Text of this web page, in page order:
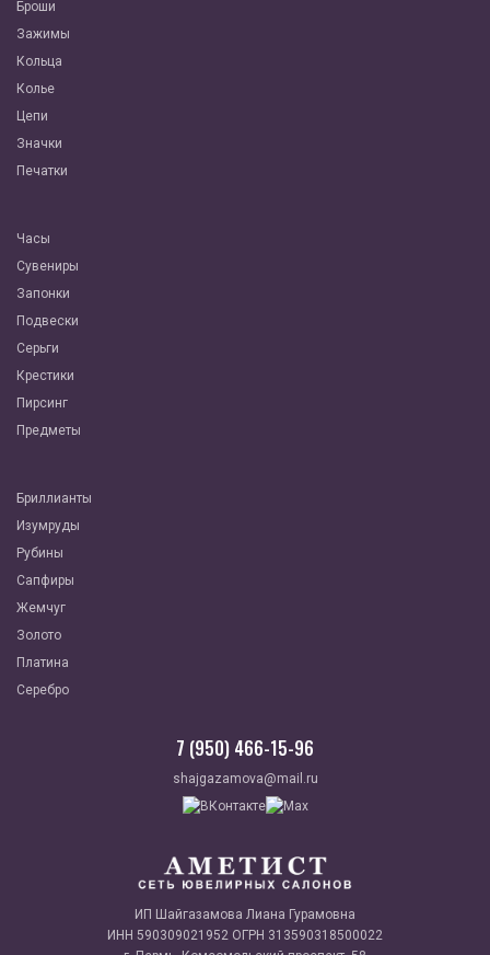
Броши
Зажимы
Кольца
Колье
Цепи
Значки
Печатки
Часы
Сувениры
Запонки
Подвески
Серьги
Крестики
Пирсинг
Предметы
Бриллианты
Изумруды
Рубины
Сапфиры
Жемчуг
Золото
Платина
Серебро
7 (950) 466-15-96
shajgazamova@mail.ru
ИП Шайгазамова Лиана Гурамовна
ИНН 590309021952 ОГРН 313590318500022